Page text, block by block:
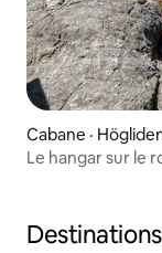
Cabane ·
Le hangar sur le